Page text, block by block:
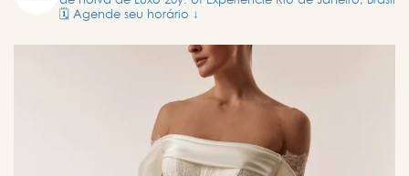
🗓️ Agende seu horário ↓